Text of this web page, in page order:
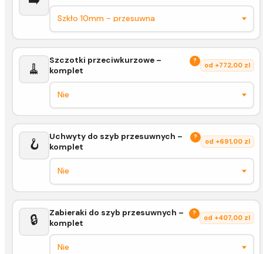
🧹
Szczotki przeciwkurzowe –
komplet
?
od +772,00 zl
🪝
Uchwyty do szyb przesuwnych –
komplet
?
od +691,00 zl
🔒
Zabieraki do szyb przesuwnych –
komplet
?
od +407,00 zl